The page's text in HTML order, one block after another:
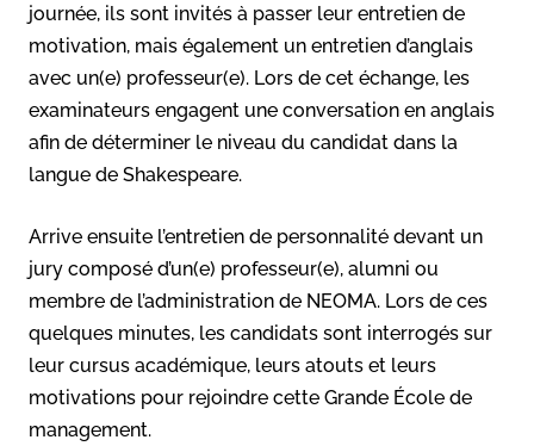
journée, ils sont invités à passer leur entretien de
motivation, mais également un entretien d’anglais
avec un(e) professeur(e). Lors de cet échange, les
examinateurs engagent une conversation en anglais
afin de déterminer le niveau du candidat dans la
langue de Shakespeare.
Arrive ensuite l’entretien de personnalité devant un
jury composé d’un(e) professeur(e), alumni ou
membre de l’administration de NEOMA. Lors de ces
quelques minutes, les candidats sont interrogés sur
leur cursus académique, leurs atouts et leurs
motivations pour rejoindre cette Grande École de
management.